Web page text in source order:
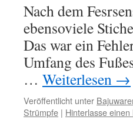
Nach dem
ebensoviele
Das war ein
Umfang des
… Weiterlesen →
Veröffentlicht unter
Strümpfe | Hinterlasse